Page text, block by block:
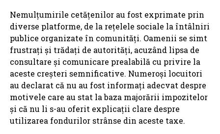
Nemulțumirile cetățenilor au fost exprimate prin
diverse platforme, de la rețelele sociale la întâlniri
publice organizate în comunități. Oamenii se simt
frustrați și trădați de autorități, acuzând lipsa de
consultare și comunicare prealabilă cu privire la
aceste creșteri semnificative. Numeroși locuitori
au declarat că nu au fost informați adecvat despre
motivele care au stat la baza majorării impozitelor
și că nu li s-au oferit explicații clare despre
utilizarea fondurilor strânse din aceste taxe.